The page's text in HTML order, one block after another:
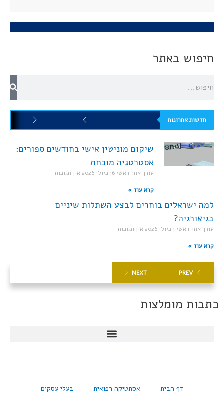
חיפוש באתר
חדשות אחרונות
שיקום מוניטין אישי בחודשים ספורים:
אסטרטגיה מוכחת
עורך אתר ראשי16 ביולי 2026 אין תגובות
קרא עוד »
למה ישראלים בוחרים לבצע השתלות שיניים
בגיאורגיה?
עורך אתר ראשי 1 ביולי 2026 אין תגובות
קרא עוד »
PREV
NEXT
כתבות מומלצות
דף הבית אסתטיקה רפואית בעלי עסקים